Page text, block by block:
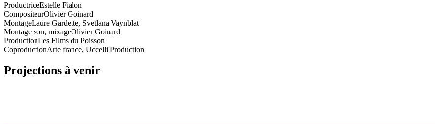
ProductriceEstelle Fialon
CompositeurOlivier Goinard
MontageLaure Gardette, Svetlana Vaynblat
Montage son, mixageOlivier Goinard
ProductionLes Films du Poisson
CoproductionArte france, Uccelli Production
Projections à venir